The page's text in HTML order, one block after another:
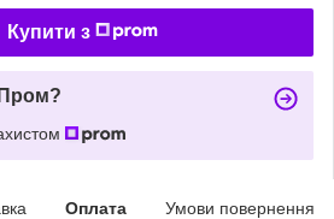
Купити з
Оплата Умови повернення